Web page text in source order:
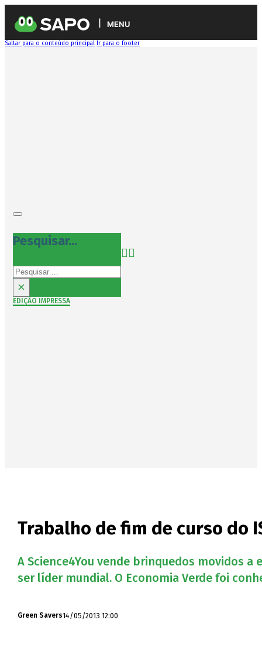
MENU
Saltar para o conteúdo principal Ir para o footer
Pesquisar...
Pesquisar
×
EDIÇÃO IMPRESSA
Trabalho de fim de curso do
A Science4You vende brinquedos movidos
ser líder mundial. O Economia Verde foi
Green Savers14/05/2013 12:00